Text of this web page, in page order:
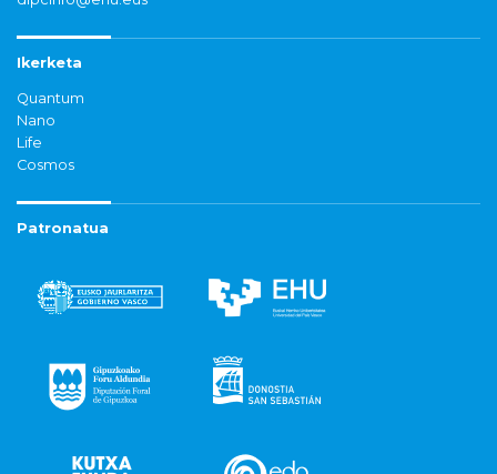
Ikerketa
Quantum
Nano
Life
Cosmos
Patronatua